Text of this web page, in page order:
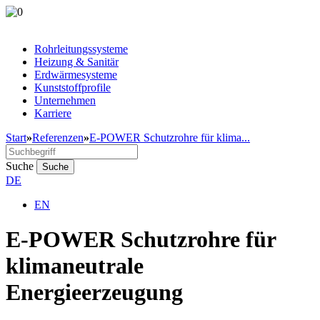
Rohrleitungssysteme
Heizung & Sanitär
Erdwärmesysteme
Kunststoffprofile
Unternehmen
Karriere
Start»Referenzen»E-POWER Schutzrohre für klima...
Suche Suche
DE
EN
E-POWER Schutzrohre für
klimaneutrale
Energieerzeugung